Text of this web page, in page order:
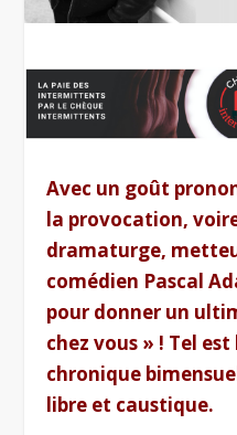
Avec un goût
la provocation,
dramaturge,
comédien Pascal
pour donner un
chez vous » ! Tel
chronique
libre et caustique.